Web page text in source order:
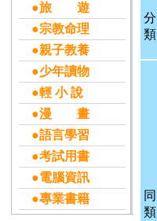
●旅 遊
●宗教命理
●親子教養
●少年讀物
●輕 小 說
●漫 畫
●語言學習
●考試用書
●電腦資訊
●專業書籍
分
類
同
類